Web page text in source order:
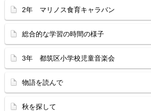
2年 マリノス食育キャラバン
総合的な学習の時間の様子
3年 都筑区小学校児童音楽会
物語を読んで
秋を探して